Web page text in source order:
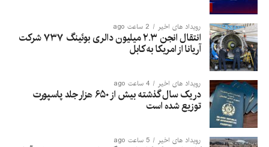
رویداد های اخیر 2 ساعت ago
انتقال انجن ۲.۳ میلیون دالری بوئینگ ۷۳۷ شرکت
آریانا از امریکا به کابل
رویداد های اخیر 4 ساعت ago
در یک سال گذشته بیش از ۶۵۰ هزار جلد پاسپورت
توزیع شده است
رویداد های اخیر 5 ساعت ago